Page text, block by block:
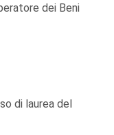
dei Beni
di laurea del